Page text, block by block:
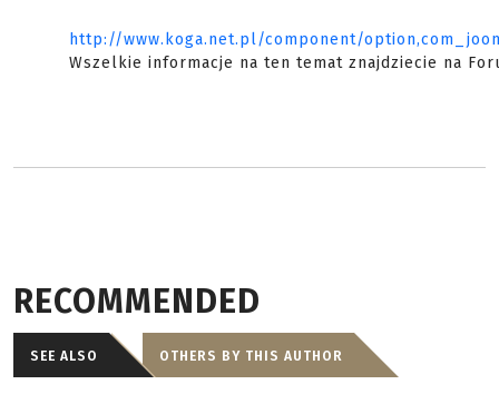
http://www.koga.net.pl/component/
Wszelkie informacje na ten temat znajdziecie na
RECOMMENDED
SEE ALSO OTHERS BY THIS AUTHOR